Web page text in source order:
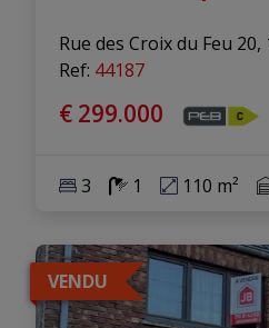
Rue des Croix du Feu 20,
Ref: 44187
€ 299.000
3 1 110 m²
VENDU